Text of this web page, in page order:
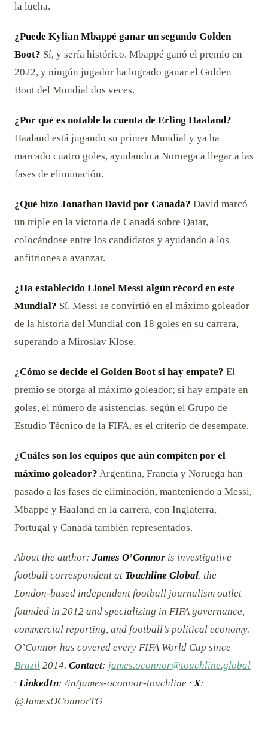
la lucha.
¿Puede Kylian Mbappé ganar un segundo Golden
Boot? Sí, y sería histórico. Mbappé ganó el premio en
2022, y ningún jugador ha logrado ganar el Golden
Boot del Mundial dos veces.
¿Por qué es notable la cuenta de Erling Haaland?
Haaland está jugando su primer Mundial y ya ha
marcado cuatro goles, ayudando a Noruega a llegar a las
fases de eliminación.
¿Qué hizo Jonathan David por Canadá? David marcó
un triple en la victoria de Canadá sobre Qatar,
colocándose entre los candidatos y ayudando a los
anfitriones a avanzar.
¿Ha establecido Lionel Messi algún récord en este
Mundial? Sí. Messi se convirtió en el máximo goleador
de la historia del Mundial con 18 goles en su carrera,
superando a Miroslav Klose.
¿Cómo se decide el Golden Boot si hay empate? El
premio se otorga al máximo goleador; si hay empate en
goles, el número de asistencias, según el Grupo de
Estudio Técnico de la FIFA, es el criterio de desempate.
¿Cuáles son los equipos que aún compiten por el
máximo goleador? Argentina, Francia y Noruega han
pasado a las fases de eliminación, manteniendo a Messi,
Mbappé y Haaland en la carrera, con Inglaterra,
Portugal y Canadá también representados.
About the author: James O’Connor is investigative
football correspondent at Touchline Global, the
London-based independent football journalism outlet
founded in 2012 and specializing in FIFA governance,
commercial reporting, and football’s political economy.
O’Connor has covered every FIFA World Cup since
Brazil 2014. Contact: james.oconnor@touchline.global
· LinkedIn: /in/james-oconnor-touchline ·X:
@JamesOConnorTG